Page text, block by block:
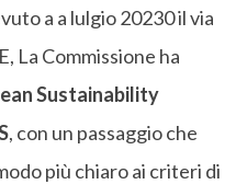
a a lulgio 20230 il via
La Commissione ha
Sustainability
, con un passaggio che
più chiaro ai criteri di